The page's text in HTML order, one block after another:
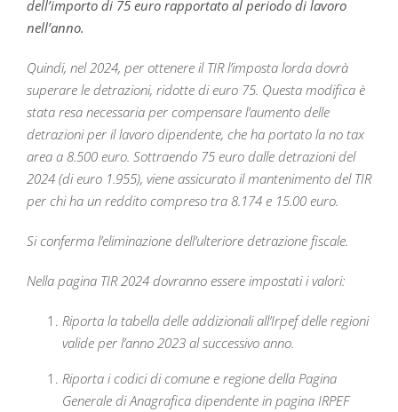
dell’importo di 75 euro rapportato al periodo di lavoro
nell’anno.
Quindi, nel 2024, per ottenere il TIR l’imposta lorda dovrà
superare le detrazioni, ridotte di euro 75. Questa modifica è
stata resa necessaria per compensare l’aumento delle
detrazioni per il lavoro dipendente, che ha portato la no tax
area a 8.500 euro. Sottraendo 75 euro dalle detrazioni del
2024 (di euro 1.955), viene assicurato il mantenimento del TIR
per chi ha un reddito compreso tra 8.174 e 15.00 euro.
Si conferma l’eliminazione dell’ulteriore detrazione fiscale.
Nella pagina TIR 2024 dovranno essere impostati i valori:
Riporta la tabella delle addizionali all’Irpef delle regioni
valide per l’anno 2023 al successivo anno.
Riporta i codici di comune e regione della Pagina
Generale di Anagrafica dipendente in pagina IRPEF